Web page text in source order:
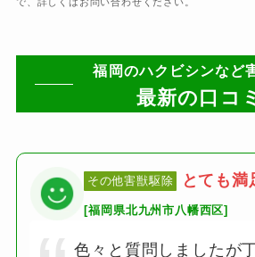
福岡のハクビシンなど
最新の口コ
その他害獣駆除 とても満
[福岡県北九州市八幡西区]
色々と質問しましたが